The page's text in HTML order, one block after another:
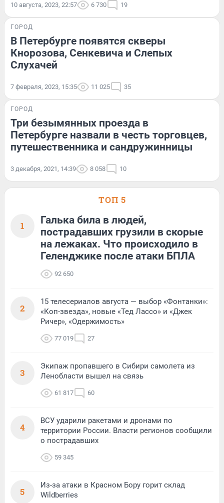
10 августа, 2023, 22:57 6 730 19
ГОРОД
В Петербурге появятся скверы
Кнорозова, Сенкевича и Слепых
Слухачей
7 февраля, 2023, 15:35 11 025 35
ГОРОД
Три безымянных проезда в
Петербурге назвали в честь торговцев,
путешественника и сандружинницы
3 декабря, 2021, 14:39 8 058 10
ТОП 5
1
Галька била в людей,
пострадавших грузили в скорые
на лежаках. Что происходило в
Геленджике после атаки БПЛА
92 650
2
15 телесериалов августа — выбор «Фонтанки»:
«Коп-звезда», новые «Тед Лассо» и «Джек
Ричер», «Одержимость»
77 019 27
3
Экипаж пропавшего в Сибири самолета из
Ленобласти вышел на связь
61 817 60
4
ВСУ ударили ракетами и дронами по
территории России. Власти регионов сообщили
о пострадавших
59 345
5
Из-за атаки в Красном Бору горит склад
Wildberries